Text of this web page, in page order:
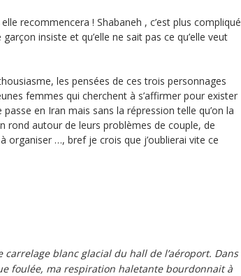
recommencera ! Shabaneh , c’est plus compliqué
insiste et qu’elle ne sait pas ce qu’elle veut
les pensées de ces trois personnages
femmes qui cherchent à s’affirmer pour exister
en Iran mais sans la répression telle qu’on la
rond autour de leurs problèmes de couple, de
organiser …, bref je crois que j’oublierai vite ce
carrelage blanc glacial du hall de l’aéroport. Dans
foulée, ma respiration haletante bourdonnait à